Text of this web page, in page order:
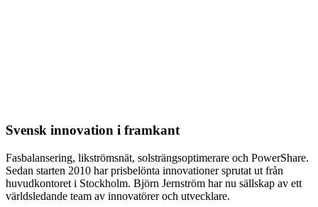
Svensk innovation i framkant
Fasbalansering, likströmsnät, solsträngsoptimerare och PowerShare.
Sedan starten 2010 har prisbelönta innovationer sprutat ut från
huvudkontoret i Stockholm. Björn Jernström har nu sällskap av ett
världsledande team av innovatörer och utvecklare.